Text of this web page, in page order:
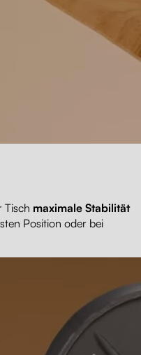
Tisch maximale Stabilität
Position oder bei